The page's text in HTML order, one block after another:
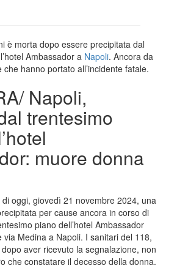
è morta dopo essere precipitata dal
Ambassador a Napoli. Ancora da
hanno portato all’incidente fatale.
Napoli,
trentesimo
muore donna
oggi, giovedì 21 novembre 2024, una
per cause ancora in corso di
piano dell’hotel Ambassador
via Medina a Napoli. I sanitari del 118,
aver ricevuto la segnalazione, non
che constatare il decesso della donna.